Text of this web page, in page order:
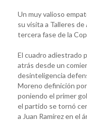
Un muy valioso
su visita a Talleres
tercera fase de la
El cuadro adiestrado
atrás desde un
desinteligencia
Moreno definición
poniendo el primer
el partido se tornó
a Juan Ramírez en el